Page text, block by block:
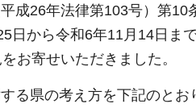
成26年法律第103号）第
日から令和6年11月14日ま
お寄せいただきました。
る県の考え方を下記のとお